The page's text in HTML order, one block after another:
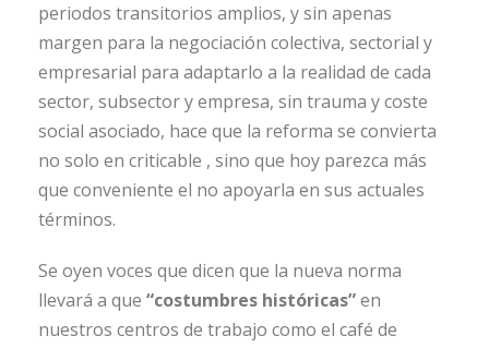
periodos transitorios amplios, y sin apenas
margen para la negociación colectiva, sectorial y
empresarial para adaptarlo a la realidad de cada
sector, subsector y empresa, sin trauma y coste
social asociado, hace que la reforma se convierta
no solo en criticable , sino que hoy parezca más
que conveniente el no apoyarla en sus actuales
términos.
Se oyen voces que dicen que la nueva norma
llevará a que “costumbres históricas”en
nuestros centros de trabajo como el café de